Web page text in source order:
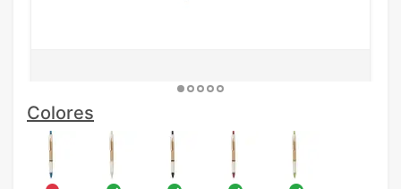
Colores